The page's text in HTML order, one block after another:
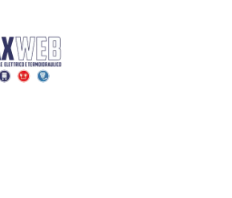
Shop